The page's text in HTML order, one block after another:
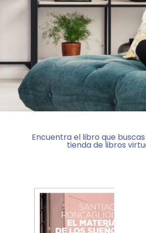
Encuentra el libro que
tienda de libros